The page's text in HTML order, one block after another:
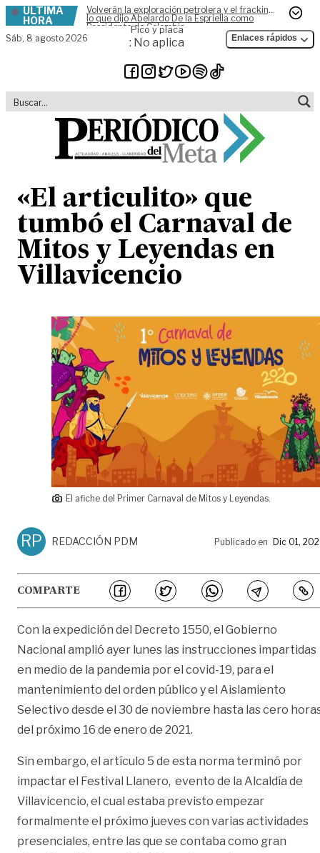
Skip to content
ÚLTIMA
HORA
Volverán la exploración petrolera y el fracking,
lo que dijo Abelardo De la Espriella como
Presidente de Colombia
Sáb, 8 agosto 2026
Pico y placa
: No aplica Enlaces rápidos
«El articulito» que
tumbó el Carnaval de
Mitos y Leyendas en
Villavicencio
El afiche del Primer Carnaval de Mitos y Leyendas.
RP REDACCIÓN PDM Publicado en Dic 01,
COMPARTE
Con la expedición del Decreto 1550, el Gobierno
Nacional amplió ayer lunes las instrucciones impartidas
en medio de la pandemia por el covid-19, para el
mantenimiento del orden público y el Aislamiento
Selectivo desde el 30 de noviembre hasta las cero
del próximo 16 de enero de 2021.
Sin embargo, el artículo 5 de esta norma terminó por
impactar el Festival Llanero, evento de la Alcaldía de
Villavicencio, el cual estaba previsto empezar
formalmente el próximo jueves con varias actividades
presenciales, entre las que se contaba como gran